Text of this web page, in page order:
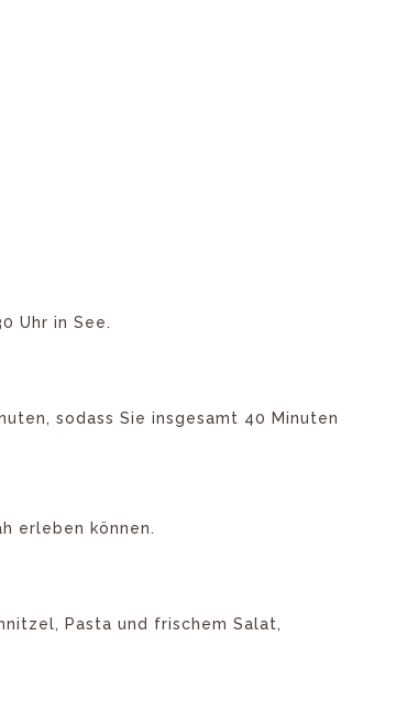
Uhr in See.
sodass Sie insgesamt 40 Minuten
erleben können.
Pasta und frischem Salat,